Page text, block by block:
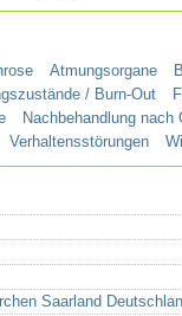
Atmungsorgane
/ Burn-Out
Nachbehandlung nach
Verhaltensstörungen
Saarland